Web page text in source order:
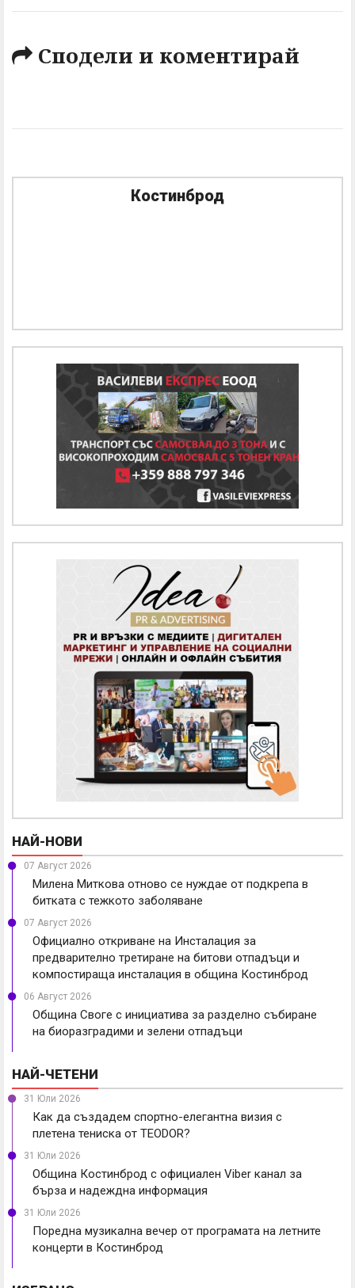
Сподели и коментирай
Костинброд
НАЙ-НОВИ
07 Август 2026
Милена Миткова отново се нуждае от подкрепа в
битката с тежкото заболяване
07 Август 2026
Официално откриване на Инсталация за
предварително третиране на битови отпадъци и
компостираща инсталация в община Костинброд
06 Август 2026
Община Своге с инициатива за разделно събиране
на биоразградими и зелени отпадъци
НАЙ-ЧЕТЕНИ
31 Юли 2026
Как да създадем спортно-елегантна визия с
плетена тениска от TEODOR?
31 Юли 2026
Община Костинброд с официален Viber канал за
бърза и надеждна информация
31 Юли 2026
Поредна музикална вечер от програмата на летните
концерти в Костинброд